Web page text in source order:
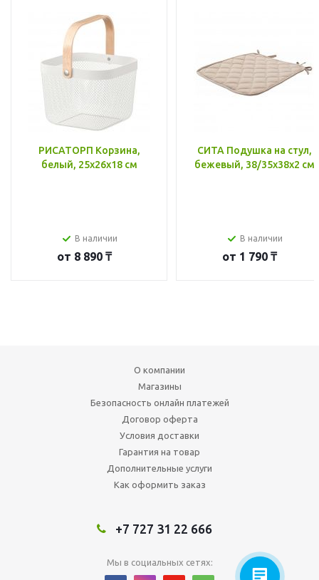
РИСАТОРП Корзина,
белый, 25x26x18 см
В наличии
от 8 890 ₸
СИТА Подушка на стул,
бежевый, 38/35x38x2 см
В наличии
от 1 790 ₸
О компании
Магазины
Безопасность онлайн платежей
Договор оферта
Условия доставки
Гарантия на товар
Дополнительные услуги
Как оформить заказ
+7 727 31 22 666
Мы в социальных сетях: